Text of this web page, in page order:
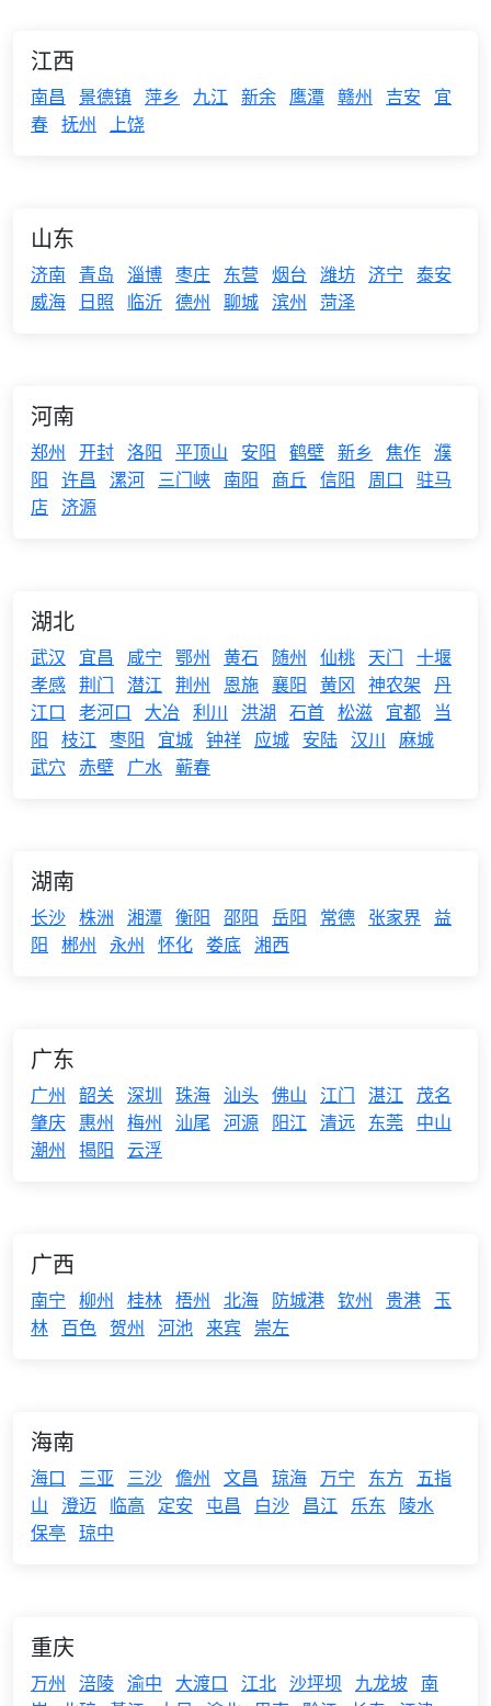
江西
南昌 景德镇 萍乡 九江 新余 鹰潭 赣州 吉安
宜
春 抚州 上饶
山东
济南 青岛 淄博 枣庄 东营 烟台 潍坊 济宁 泰安
威海
日照 临沂 德州 聊城 滨州 菏泽
河南
郑州 开封 洛阳 平顶山 安阳 鹤壁 新乡 焦作 濮
阳 许昌 漯河 三门峡 南阳 商丘 信阳 周口
驻马
店 济源
湖北
武汉 宜昌 咸宁 鄂州 黄石 随州 仙桃 天门 十堰
孝感 荆门 潜江 荆州 恩施 襄阳 黄冈 神农架 丹
江口
老河口 大冶 利川 洪湖 石首 松滋 宜都
当
阳 枝江 枣阳 宜城 钟祥 应城 安陆 汉川 麻城
武穴 赤壁 广水 蕲春
湖南
长沙 株洲 湘潭 衡阳 邵阳 岳阳 常德 张家界
益
阳 郴州 永州 怀化 娄底 湘西
广东
广州 韶关 深圳 珠海 汕头 佛山 江门 湛江
茂名
肇庆 惠州 梅州 汕尾 河源 阳江 清远 东莞 中山
潮州 揭阳 云浮
广西
南宁 柳州 桂林 梧州 北海 防城港 钦州 贵港 玉
林 百色 贺州 河池 来宾 崇左
海南
海口 三亚 三沙 儋州 文昌 琼海 万宁 东方
五指
山
澄迈 临高 定安 屯昌 白沙 昌江 乐东
陵水
保亭 琼中
重庆
万州 涪陵 渝中 大渡口 江北 沙坪坝 九龙坡 南